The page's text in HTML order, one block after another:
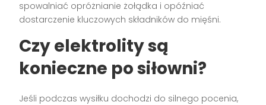
spowalniać opróżnianie żołądka i opóźniać
dostarczenie kluczowych składników do mięśni.
Czy elektrolity są
konieczne po siłowni?
Jeśli podczas wysiłku dochodzi do silnego pocenia,